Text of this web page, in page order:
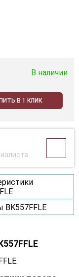
В наличии
В 1 КЛИК